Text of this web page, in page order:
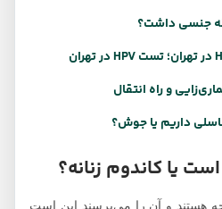
داریم یا جوش؟
یا کاندوم زنانه؟
و آن را می‌پرسند این است